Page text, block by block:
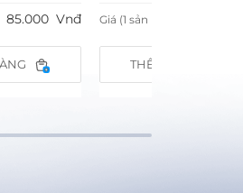
Vnđ Giá (1 sản phẩm)
THÊM VÀO GIỎ HÀNG